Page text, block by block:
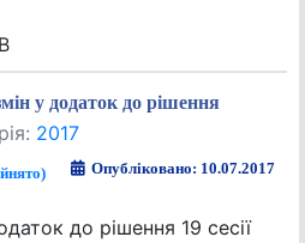
у додаток до рішення
2017
Опубліковано: 10.07.2017
до рішення 19 сесії